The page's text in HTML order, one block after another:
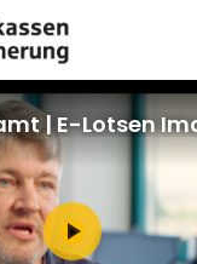
Mach dich schlau
GEMA-Pakt
Di@-Lotsen in Hessen
Energiepreiskrise und
Flüchtlingshilfe +
Generationsübergreifend
Patenschaftsprojekte
Qualifizierung &
Stiftungen
Vereine, Spenden, Steuern -
Versicherungsschutz
Wissenswertes rund um dein
Zahlen, Daten, Fakten aus